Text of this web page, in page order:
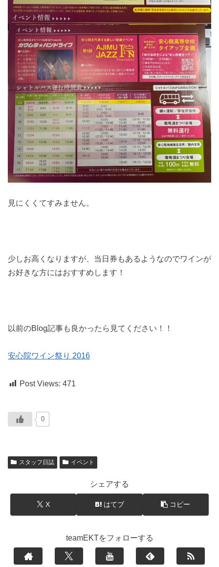
見にくくてすみません。
少しお高くなりますが、当日券もあるようなのでワインが
お好きな方にはおすすめします！
以前のBlog記事も良かったら見てください！！
安心院ワイン祭り 2016
Post Views: 471
0
スタッフ日誌 イベント
シェアする
X はてブ コピー
teamEKTをフォローする